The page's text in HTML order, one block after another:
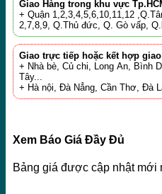
Giao Hàng trong khu vực
+ Quận 1,2,3,4,5,6,10,11,12
2,7,8,9, Q.Thủ đức, Q. Gò vấp,
Giao trực tiếp hoặc kết hợp
+ Nhà bè, Củ chi, Long An, Bình
Tây...
+ Hà nội, Đà Nẳng, Cần Thơ, Đà
Xem Báo Giá Đầy Đủ
Bảng giá được cập nhật mới